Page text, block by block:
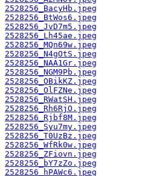
2528256_BacyHb.jpeg
2528256_BtWos6.jpeg
2528256_JvD7m5.jpeg
2528256_Lh45ae.jpeg
2528256_MQn69w.jpeg
2528256_N4gOtS.jpeg
2528256_NAA1Gr.jpeg
2528256_NGM9Pb.jpeg
2528256_OBikKZ.jpeg
2528256_OlFZNe.jpeg
2528256_RWatSH.jpeg
2528256_Rh6RjO.jpeg
2528256_Rjbf8M.jpeg
2528256_Syu7my.jpeg
2528256_T0UzBz.jpeg
2528256_WfRk0w.jpeg
2528256_ZFiovn.jpeg
2528256_bY7zZo.jpeg
2528256_hPAWc6.jpeg